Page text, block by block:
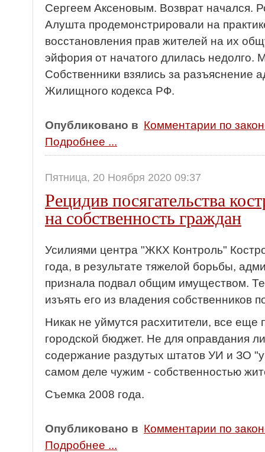
Сергеем Аксеновым. Возврат начался.
Алушта продемонстрировали на
восстановления прав жителей на их
эйфория от начатого длилась недолго.
Собственники взялись за разъяснение
Жилищного кодекса РФ.
Опубликовано в Комментарии по
Подробнее ...
Пятница, 20 Ноября 2020 09:37
Рецидив посягательства
на собственность граждан
Усилиями центра "ЖКХ Контроль"
года, в результате тяжелой борьбы,
признала подвал общим имуществом.
изъять его из владения
Никак не уймутся расхитители, все
городской бюджет. Не для оправдания
содержание раздутых штатов УИ и ЗО
самом деле чужим - собственностью
Съемка 2008 года.
Опубликовано в Комментарии по
Подробнее ...